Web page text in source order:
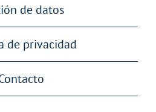
de datos
de privacidad